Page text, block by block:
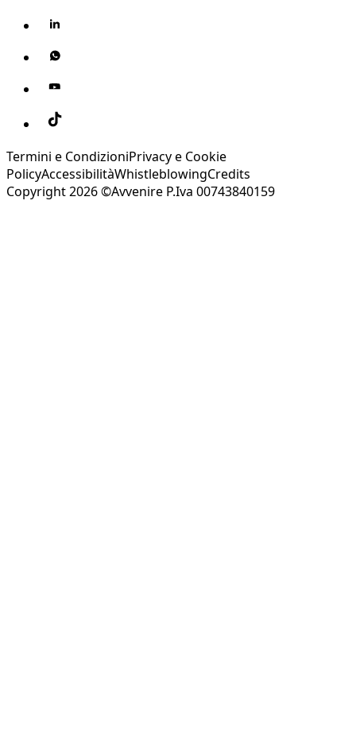
Termini e CondizioniPrivacy e Cookie
PolicyAccessibilitàWhistleblowingCredits
Copyright 2026 ©Avvenire P.Iva 00743840159